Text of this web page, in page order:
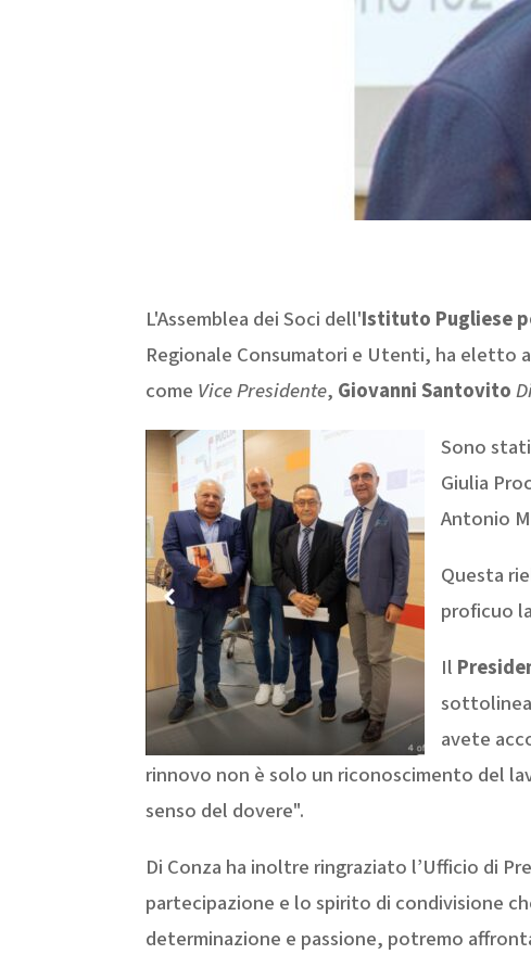
L'Assemblea dei Soci dell'Istituto Pugliese
Regionale Consumatori e Utenti, ha eletto
come Vice Presidente, Giovanni Santovito
Sono
Giulia
Antonio
Questa
proficuo
Il
avete
rinnovo non è solo un riconoscimento del
senso del dovere".
Di Conza ha inoltre ringraziato l’Ufficio di
partecipazione e lo spirito di condivisione
determinazione e passione, potremo